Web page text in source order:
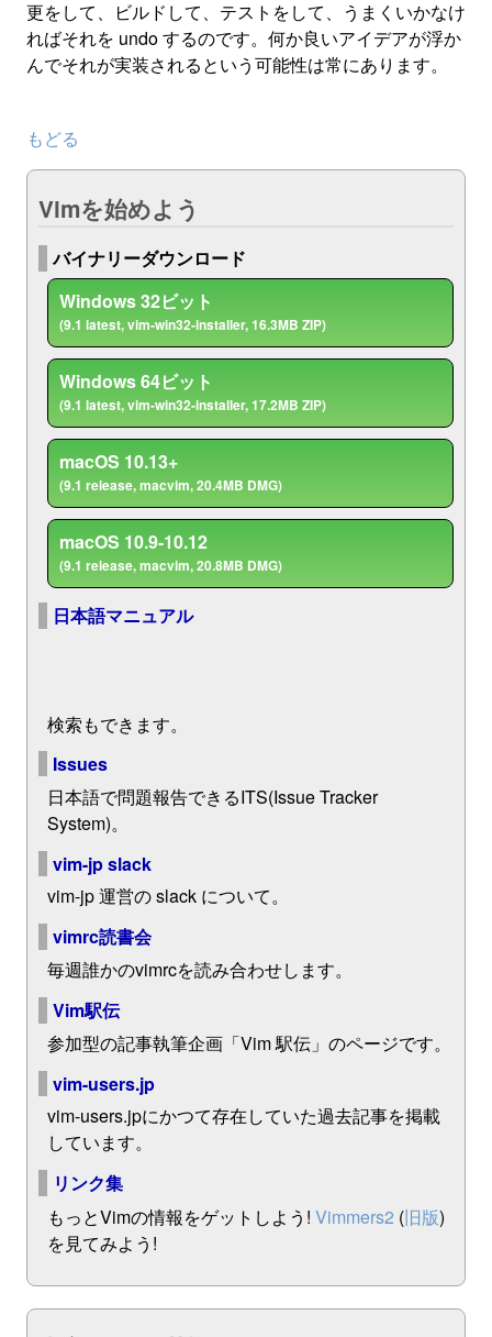
更をして、ビルドして、テストをして、うまくいかなけ
ればそれを undo するのです。何か良いアイデアが浮か
んでそれが実装されるという可能性は常にあります。
もどる
Vimを始めよう
バイナリーダウンロード
Windows 32ビット
(9.1 latest, vim-win32-installer, 16.3MB ZIP)
Windows 64ビット
(9.1 latest, vim-win32-installer, 17.2MB ZIP)
macOS 10.13+
(9.1 release, macvim, 20.4MB DMG)
macOS 10.9-10.12
(9.1 release, macvim, 20.8MB DMG)
日本語マニュアル
検索もできます。
Issues
日本語で問題報告できるITS(Issue Tracker
System)。
vim-jp slack
vim-jp 運営の slack について。
vimrc読書会
毎週誰かのvimrcを読み合わせします。
Vim駅伝
参加型の記事執筆企画「Vim 駅伝」のページです。
vim-users.jp
vim-users.jpにかつて存在していた過去記事を掲載
しています。
リンク集
もっとVimの情報をゲットしよう! Vimmers2 (旧版)
を見てみよう!